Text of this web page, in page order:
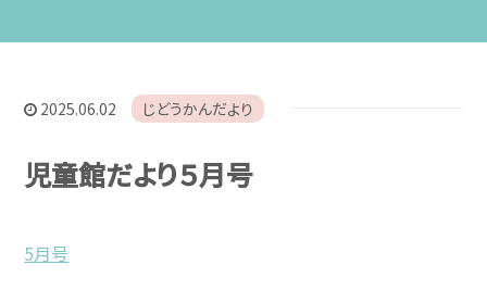
2025.06.02 じどうかんだより
児童館だより５月号
5月号